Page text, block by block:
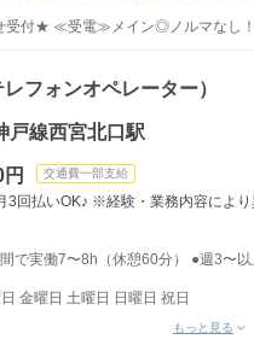
受付★ ≪受電≫メイン◎ノルマなし！
フォンオペレーター）
戸線西宮北口駅
交通費一部支給
3回払いOK♪ ※経験・業務内容によ
で実働7〜8h（休憩60分） ●週3〜以
金曜日 土曜日 日曜日 祝日
もっと見る